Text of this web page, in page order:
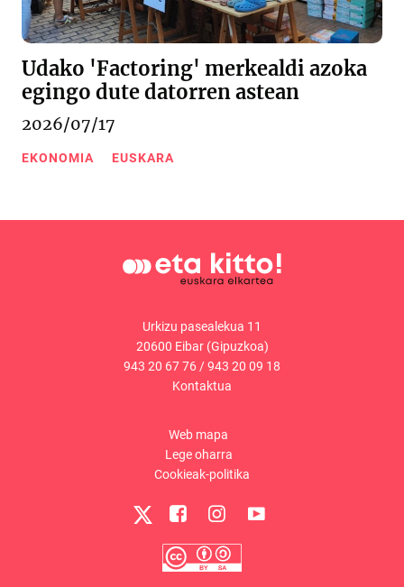
Udako 'Factoring' merkealdi azoka
egingo dute datorren astean
2026/07/17
EKONOMIA EUSKARA
Urkizu pasealekua 11
20600 Eibar (Gipuzkoa)
943 20 67 76 /943 20 09 18
Kontaktua
Web mapa
Lege oharra
Cookieak-politika